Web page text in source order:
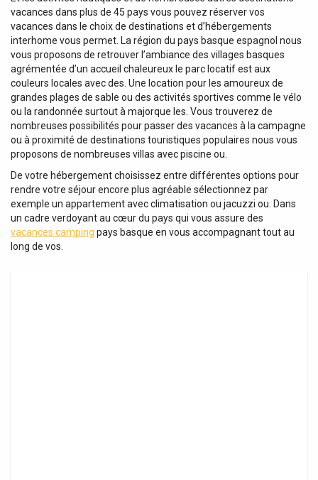
vacances dans plus de 45 pays vous pouvez réserver vos
vacances dans le choix de destinations et d’hébergements
interhome vous permet. La région du pays basque espagnol nous
vous proposons de retrouver l’ambiance des villages basques
agrémentée d’un accueil chaleureux le parc locatif est aux
couleurs locales avec des. Une location pour les amoureux de
grandes plages de sable ou des activités sportives comme le vélo
ou la randonnée surtout à majorque les. Vous trouverez de
nombreuses possibilités pour passer des vacances à la campagne
ou à proximité de destinations touristiques populaires nous vous
proposons de nombreuses villas avec piscine ou.
De votre hébergement choisissez entre différentes options pour
rendre votre séjour encore plus agréable sélectionnez par
exemple un appartement avec climatisation ou jacuzzi ou. Dans
un cadre verdoyant au cœur du pays qui vous assure des
vacances camping pays basque en vous accompagnant tout au
long de vos.